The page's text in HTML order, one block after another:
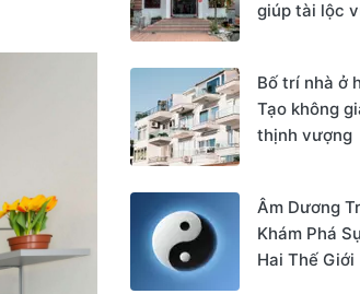
giúp tài lộc
Bố trí nhà ở
Tạo không
thịnh vượng
Âm Dương
Khám Phá
Hai Thế Giới